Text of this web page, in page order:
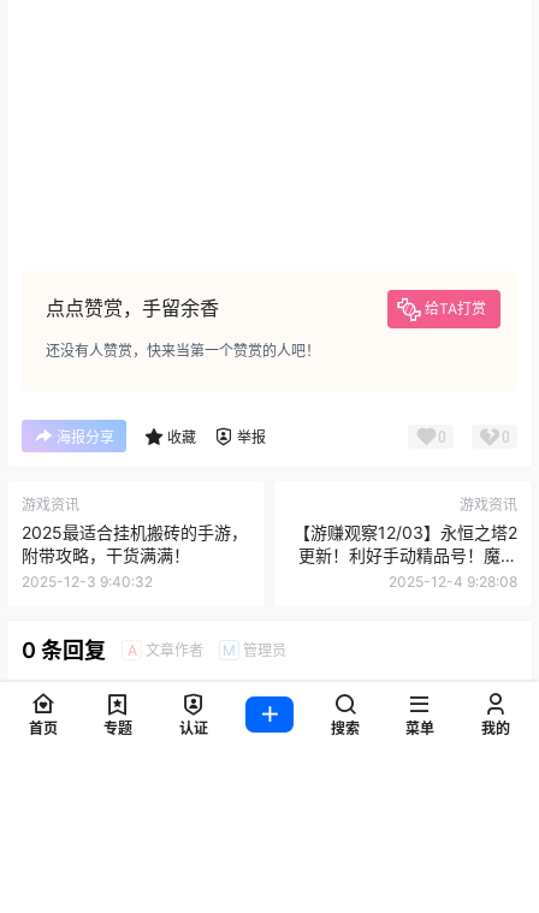
点点赞赏，手留余香 给TA打赏
还没有人赞赏，快来当第一个赞赏的人吧！
海报分享 收藏 举报 0 0
游戏资讯
2025最适合挂机搬砖的手游，
附带攻略，干货满满！
2025-12-3 9:40:32
游戏资讯
【游赚观察12/03】永恒之塔2
更新！利好手动精品号！魔兽
时光服生态船被砍！大话西游
2025-12-4 9:28:08
0 条回复 A 文章作者 M 管理员
欢迎您，新朋友，感谢参与互动！
确认修改
首页
专题 认证 搜索 菜单 我的